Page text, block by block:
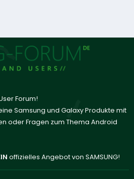
Forum!
Samsung und Galaxy Produkte mit
oder Fragen zum Thema Android
offizielles Angebot von SAMSUNG!